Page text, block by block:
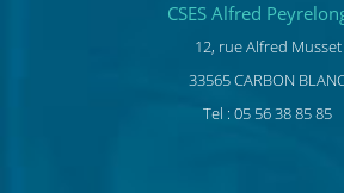
CSES Alfred
12, rue Alfred Musset
33565 CARBON
Tel : 05 56 38 85 85